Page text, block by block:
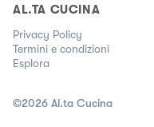
AL.TA CUCINA
Privacy Policy
Termini e condizioni
Esplora
©2026 Al.ta Cucina